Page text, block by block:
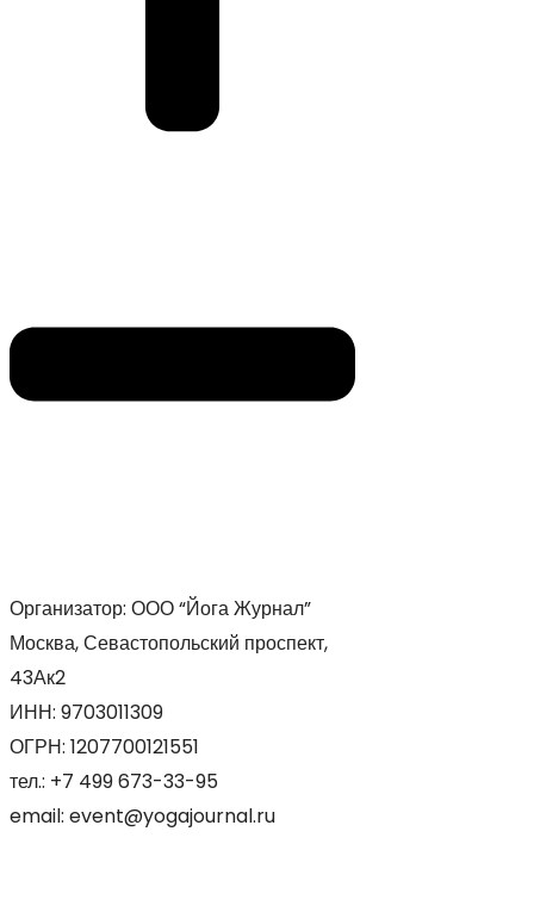
Организатор: ООО “Йога Журнал”
Москва, Севастопольский проспект,
43Ак2
ИНН: 9703011309
ОГРН: 1207700121551
тел.: +7 499 673-33-95
email: event@yogajournal.ru